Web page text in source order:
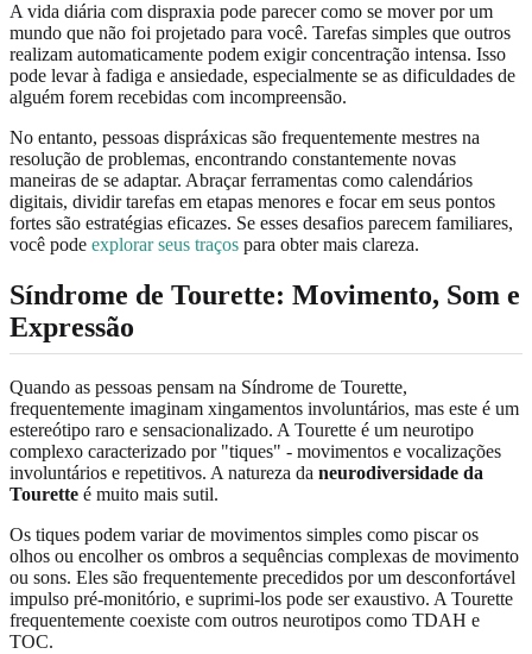
A vida diária com dispraxia pode parecer como se mover por um
mundo que não foi projetado para você. Tarefas simples que outros
realizam automaticamente podem exigir concentração intensa. Isso
pode levar à fadiga e ansiedade, especialmente se as dificuldades de
alguém forem recebidas com incompreensão.
No entanto, pessoas dispráxicas são frequentemente mestres na
resolução de problemas, encontrando constantemente novas
maneiras de se adaptar. Abraçar ferramentas como calendários
digitais, dividir tarefas em etapas menores e focar em seus pontos
fortes são estratégias eficazes. Se esses desafios parecem familiares,
você pode explorar seus traços para obter mais clareza.
Síndrome de Tourette: Movimento, Som e
Expressão
Quando as pessoas pensam na Síndrome de Tourette,
frequentemente imaginam xingamentos involuntários, mas este é um
estereótipo raro e sensacionalizado. A Tourette é um neurotipo
complexo caracterizado por "tiques" - movimentos e vocalizações
involuntários e repetitivos. A natureza da neurodiversidade da
Tourette é muito mais sutil.
Os tiques podem variar de movimentos simples como piscar os
olhos ou encolher os ombros a sequências complexas de movimento
ou sons. Eles são frequentemente precedidos por um desconfortável
impulso pré-monitório, e suprimi-los pode ser exaustivo. A Tourette
frequentemente coexiste com outros neurotipos como TDAH e
TOC.